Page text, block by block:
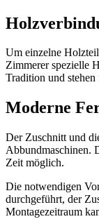
Um einzelne
Zimmerer spezielle
Tradition und
Moderne
Der Zuschnitt und
Abbundmaschinen.
Zeit möglich.
Die notwendigen
durchgeführt, der
Montagezeitraum